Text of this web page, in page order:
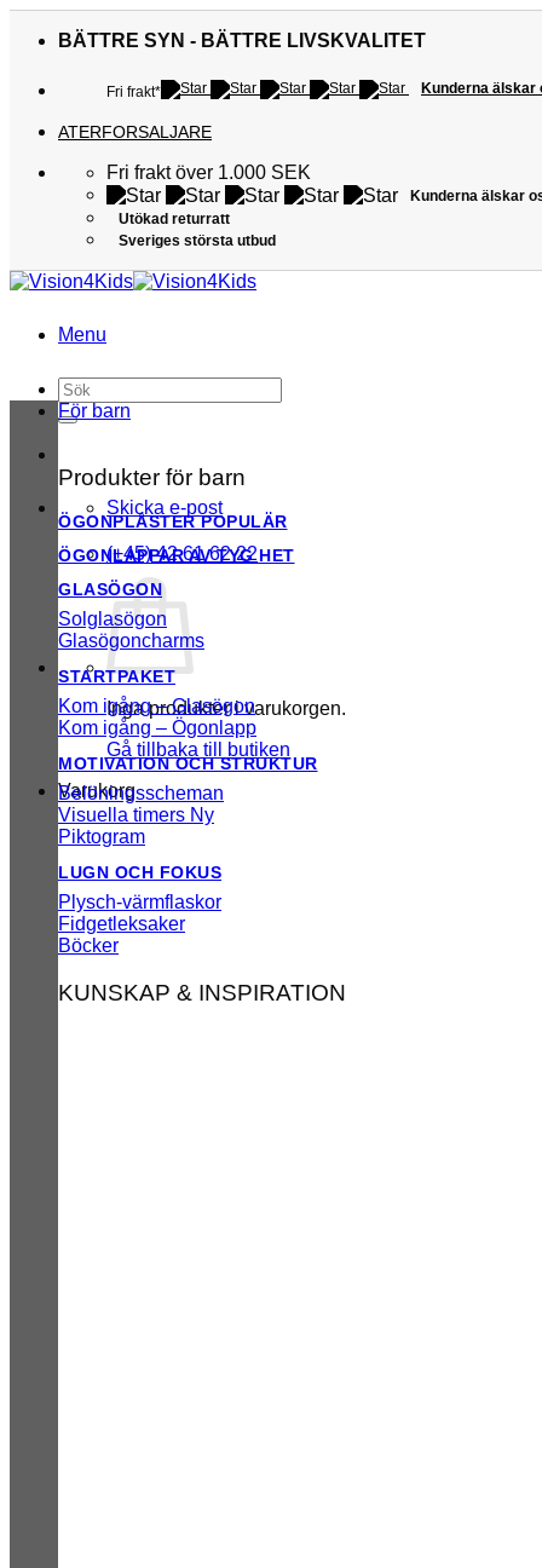
BÄTTRE SYN - BÄTTRE LIVSKVALITET
Fri frakt* Kunderna älskar
ATERFORSALJARE
Fri frakt över 1.000 SEK
Kunderna älskar
Utökad returratt
Sveriges största utbud
Menu
Sök
efter:
Skicka e-post
(+45) 42 61 62 22
Inga produkter i varukorgen.
Gå tillbaka till butiken
Varukorg
För barn
Produkter för barn
ÖGONPLÅSTER
ÖGONLAPPAR AV TYG
GLASÖGON
Solglasögon
Glasögoncharms
STARTPAKET
Kom igång – Glasögon
Kom igång – Ögonlapp
MOTIVATION OCH STRUKTUR
Belöningsscheman
Visuella timers
Piktogram
LUGN OCH FOKUS
Plysch-värmflaskor
Fidgetleksaker
Böcker
KUNSKAP & INSPIRATION